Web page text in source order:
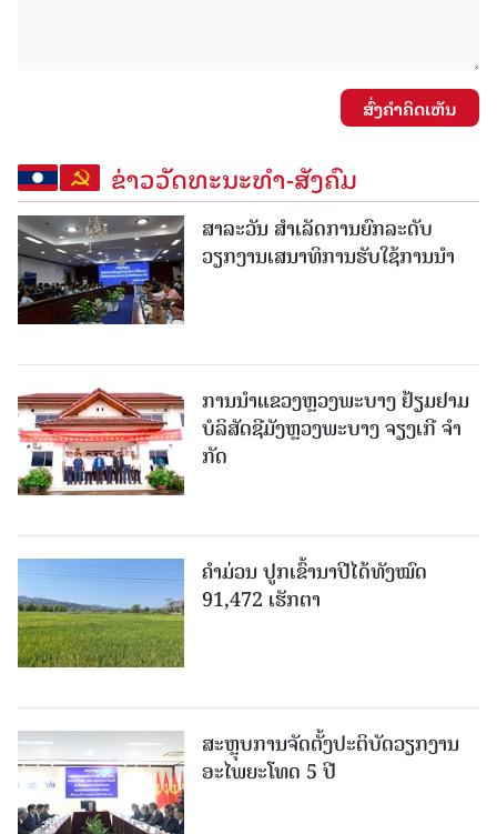
ສົ່ງຄໍາຄິດເຫັນ
ຂ່າວວັດທະນະທຳ-ສັງຄົມ
ສາລະວັນ ສໍາເລັດການຍົກລະດັບ
ວຽກງານເສນາທິການຮັບໃຊ້ການນໍາ
ການນຳແຂວງຫຼວງພະບາງ ຢ້ຽມ​ຢາມ
ບໍ​ລິ​ສັດຊີມັງຫຼວງພະບາງ ຈຽງເກີ ຈໍາ
ກັດ
ຄໍາມ່ວນ ປູກເຂົ້ານາປີໄດ້ທັງໝົດ
91,472 ເຮັກຕາ
ສະຫຼຸບການຈັດຕັ້ງປະຕິບັດວຽກງານ
ອະໄພຍະໂທດ 5 ປີ